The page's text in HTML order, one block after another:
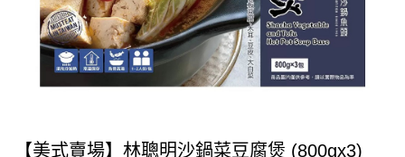
【美式賣場】林聰明沙鍋菜豆腐煲 (800gx3)